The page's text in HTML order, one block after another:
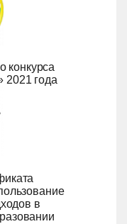
конкурса
года
в